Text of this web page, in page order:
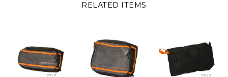
RELATED ITEMS